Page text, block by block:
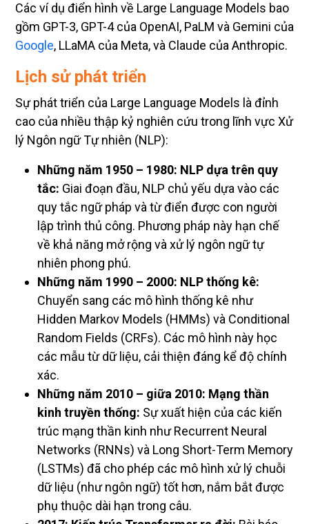
Các ví dụ điển hình về Large Language Models bao
gồm GPT-3, GPT-4 của OpenAI, PaLM và Gemini của
Google, LLaMA của Meta, và Claude của Anthropic.
Lịch sử phát triển
Sự phát triển của Large Language Models là đỉnh
cao của nhiều thập kỷ nghiên cứu trong lĩnh vực Xử
lý Ngôn ngữ Tự nhiên (NLP):
Những năm 1950 – 1980: NLP dựa trên quy
tắc: Giai đoạn đầu, NLP chủ yếu dựa vào các
quy tắc ngữ pháp và từ điển được con người
lập trình thủ công. Phương pháp này hạn chế
về khả năng mở rộng và xử lý ngôn ngữ tự
nhiên phong phú.
Những năm 1990 – 2000: NLP thống kê:
Chuyển sang các mô hình thống kê như
Hidden Markov Models (HMMs) và Conditional
Random Fields (CRFs). Các mô hình này học
các mẫu từ dữ liệu, cải thiện đáng kể độ chính
xác.
Những năm 2010 – giữa 2010: Mạng thần
kinh truyền thống: Sự xuất hiện của các kiến
trúc mạng thần kinh như Recurrent Neural
Networks (RNNs) và Long Short-Term Memory
(LSTMs) đã cho phép các mô hình xử lý chuỗi
dữ liệu (như ngôn ngữ) tốt hơn, nắm bắt được
phụ thuộc dài hạn trong câu.